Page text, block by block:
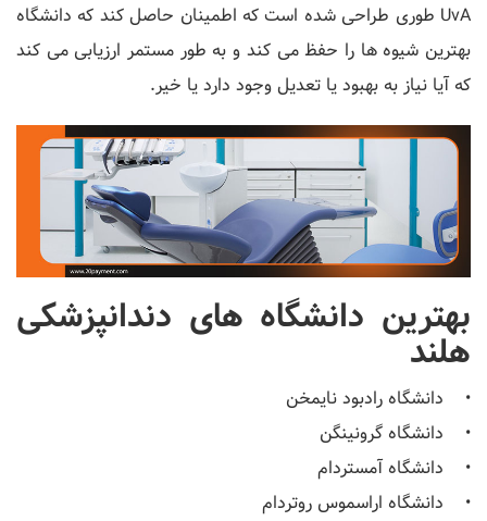
UvA طوری طراحی شده است که اطمینان حاصل کند که دانشگاه
بهترین شیوه ها را حفظ می کند و به طور مستمر ارزیابی می کند
که آیا نیاز به بهبود یا تعدیل وجود دارد یا خیر.
بهترین دانشگاه های دندانپزشکی
هلند
• دانشگاه رادبود نایمخن
• دانشگاه گرونینگن
• دانشگاه آمستردام
• دانشگاه اراسموس روتردام